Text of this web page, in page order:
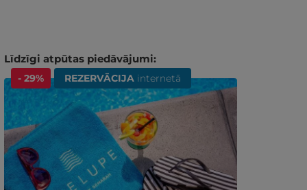
Līdzīgi atpūtas piedāvājumi:
- 29% REZERVĀCIJA internetā